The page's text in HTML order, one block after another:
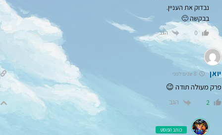
נבדוק את העניין.
בבקשה 🙂
0 הגב
יואן
פרק מעולה תודה 😉
2 הגב
כותב הפוסט